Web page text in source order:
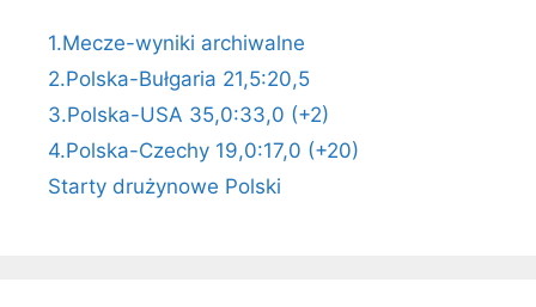
1.Mecze-wyniki archiwalne
2.Polska-Bułgaria 21,5:20,5
3.Polska-USA 35,0:33,0 (+2)
4.Polska-Czechy 19,0:17,0 (+20)
Starty drużynowe Polski